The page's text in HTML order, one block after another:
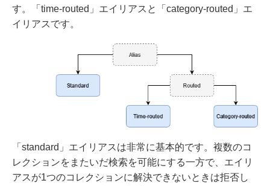
す。「time-routed」エイリアスと「category-routed」エ
イリアスです。
「standard」エイリアスは非常に基本的です。複数のコ
レクションをまたいだ検索を可能にする一方で、エイリ
アスが1つのコレクションに解決できないときは拒否し